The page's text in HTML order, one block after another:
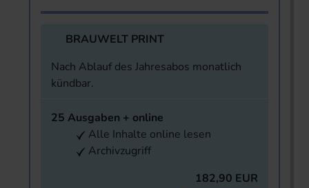
BRAUWELT PRINT
Nach Ablauf des Jahresabos monatlich
kündbar.
25 Ausgaben + online
Alle Inhalte online lesen
Archivzugriff
182,90 EUR